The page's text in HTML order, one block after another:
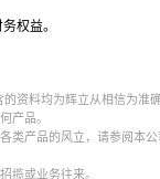
权益。
资料均为辉立从相信为准
产品。
类产品的风立，请参阅本公
揽或业务往来。